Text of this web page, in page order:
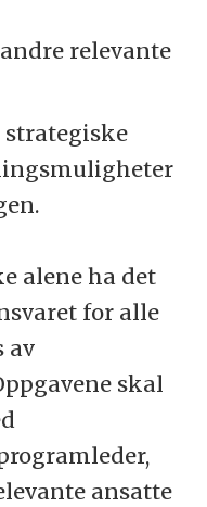
relevante
alene ha det
for alle
av
skal
ansatte